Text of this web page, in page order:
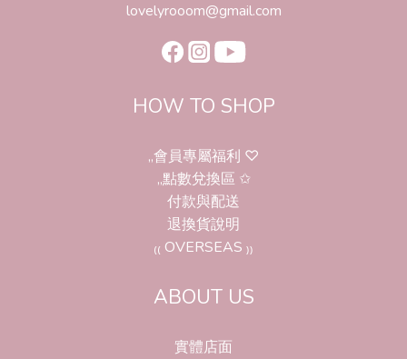
lovelyrooom@gmail.com
HOW TO SHOP
,,會員專屬福利 ♡
,,點數兌換區 ✩
付款與配送
退換貨說明
₍₍ OVERSEAS ₎₎
ABOUT US
實體店面